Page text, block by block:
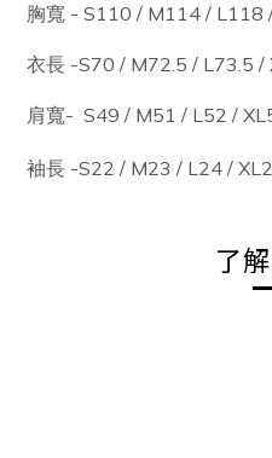
胸寬 - S110 / M114 / L118
衣長 -S70 / M72.5 / L73.5 /
肩寬- S49 / M51 / L52 /
袖長 -S22 / M23 / L24 /
了